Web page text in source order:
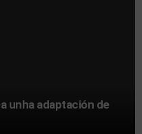
unha adaptación de